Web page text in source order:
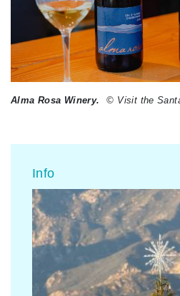
Alma Rosa Winery. © Visit the
Info